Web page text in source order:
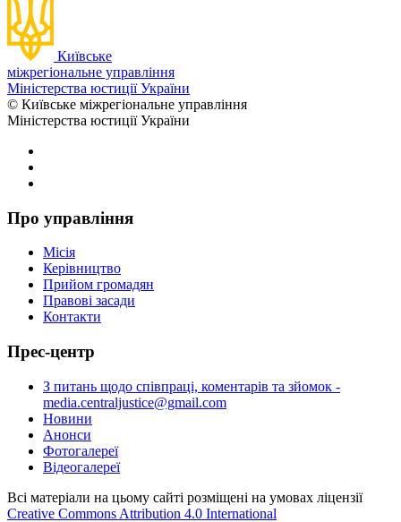
Київське
міжрегіональне управління
Міністерства юстиції України
© Київське міжрегіональне управління
Міністерства юстиції України
Про управління
Місія
Керівництво
Прийом громадян
Правові засади
Контакти
Прес-центр
З питань щодо співпраці, коментарів та зйомок -
media.centraljustice@gmail.com
Новини
Анонси
Фотогалереї
Відеогалереї
Всі матеріали на цьому сайті розміщені на умовах ліцензії
Creative Commons Attribution 4.0 International